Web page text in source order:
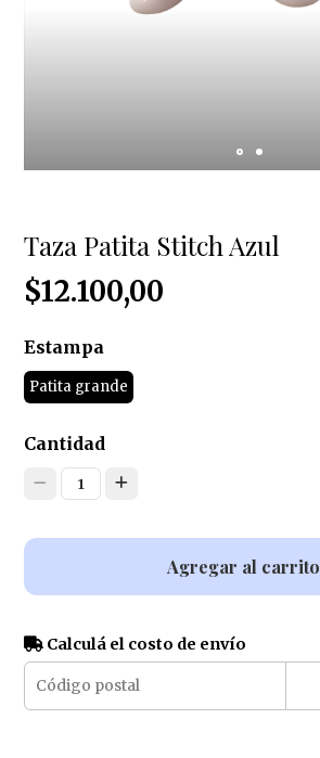
Taza Patita Stitch Azul
$12.100,00
Estampa
Patita grande
Cantidad
1
Agregar al carrito
Calculá el costo de envío